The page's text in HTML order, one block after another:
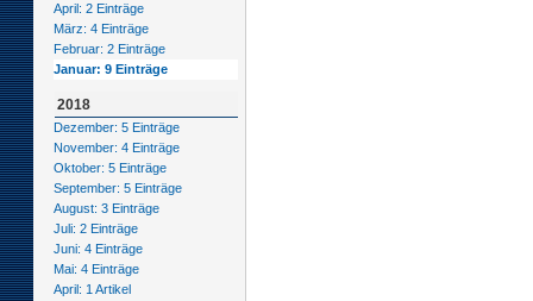
April: 2 Einträge
März: 4 Einträge
Februar: 2 Einträge
Januar: 9 Einträge
2018
Dezember: 5 Einträge
November: 4 Einträge
Oktober: 5 Einträge
September: 5 Einträge
August: 3 Einträge
Juli: 2 Einträge
Juni: 4 Einträge
Mai: 4 Einträge
April: 1 Artikel